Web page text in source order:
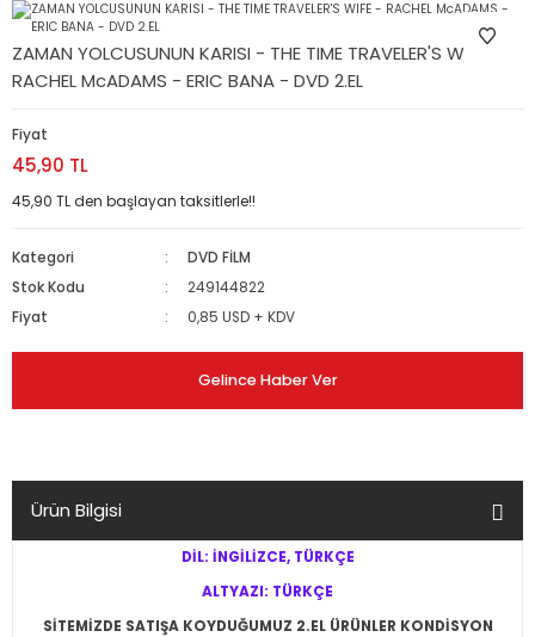
ZAMAN YOLCUSUNUN KARISI - THE TIME TRAVELER'S WIFE -
RACHEL McADAMS - ERIC BANA - DVD 2.EL
Fiyat
45,90 TL
45,90 TL den başlayan taksitlerle!!
Kategori
DVD FİLM
Stok Kodu
249144822
Fiyat
0,85 USD + KDV
Gelince Haber Ver
Ürün Bilgisi
DİL: İNGİLİZCE, TÜRKÇE
ALTYAZI: TÜRKÇE
SİTEMİZDE SATIŞA KOYDUĞUMUZ 2.EL ÜRÜNLER KONDİSYON